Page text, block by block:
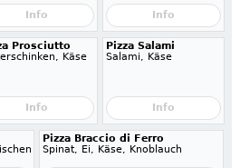
Info Info
Prosciutto
Käse
Info
Pizza Salami
Salami, Käse
Info
Pizza Braccio di Ferro
Spinat, Ei, Käse, Knoblauch